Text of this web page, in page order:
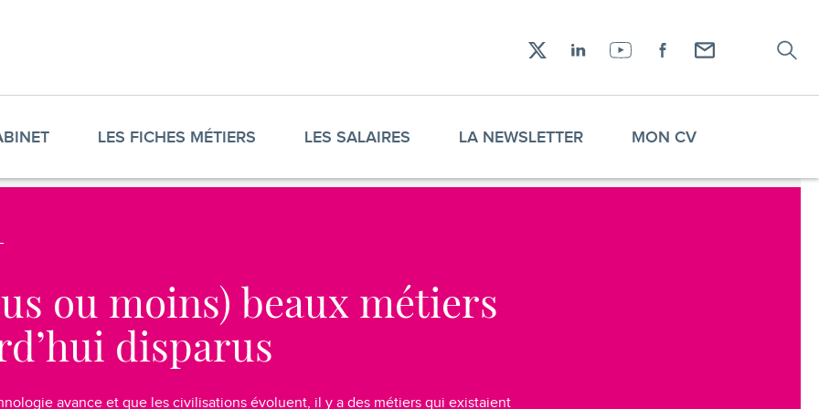
Réseaux
LES FICHES MÉTIERS LES SALAIRES LA NEWSLETTER MON CV
ou moins) beaux métiers
disparus
avance et que les civilisations évoluent, il y a des métiers qui existaient